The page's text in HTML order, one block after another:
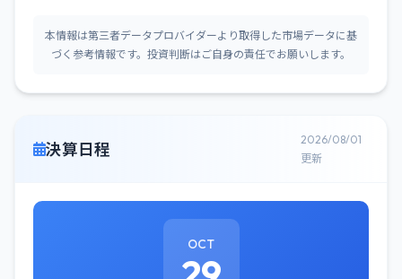
本情報は第三者データプロバイダーより取得した市場データに基
づく参考情報です。投資判断はご自身の責任でお願いします。
決算日程
2026/08/01
更新
OCT